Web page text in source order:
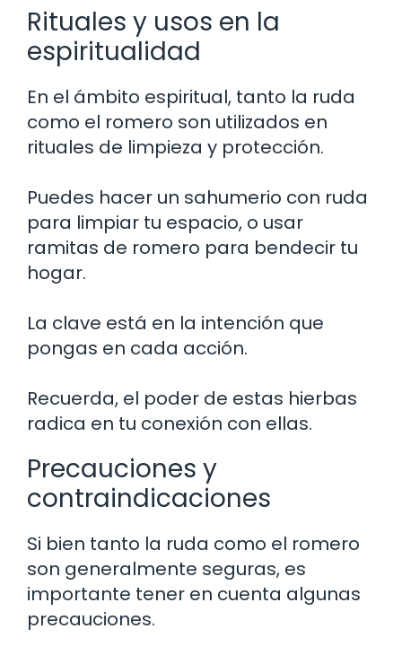
Rituales y usos en la
espiritualidad
En el ámbito espiritual, tanto la ruda
como el romero son utilizados en
rituales de limpieza y protección.
Puedes hacer un sahumerio con ruda
para limpiar tu espacio, o usar
ramitas de romero para bendecir tu
hogar.
La clave está en la intención que
pongas en cada acción.
Recuerda, el poder de estas hierbas
radica en tu conexión con ellas.
Precauciones y
contraindicaciones
Si bien tanto la ruda como el romero
son generalmente seguras, es
importante tener en cuenta algunas
precauciones.